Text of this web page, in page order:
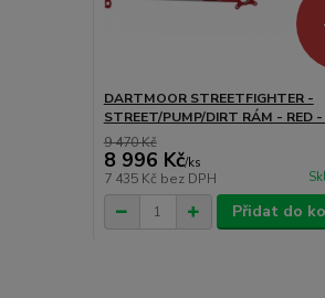
DARTMOOR STREETFIGHTER -
STREET/PUMP/DIRT RÁM - RED -
9 470 Kč
8 996 Kč/ks
7 435 Kč bez DPH
Přidat do